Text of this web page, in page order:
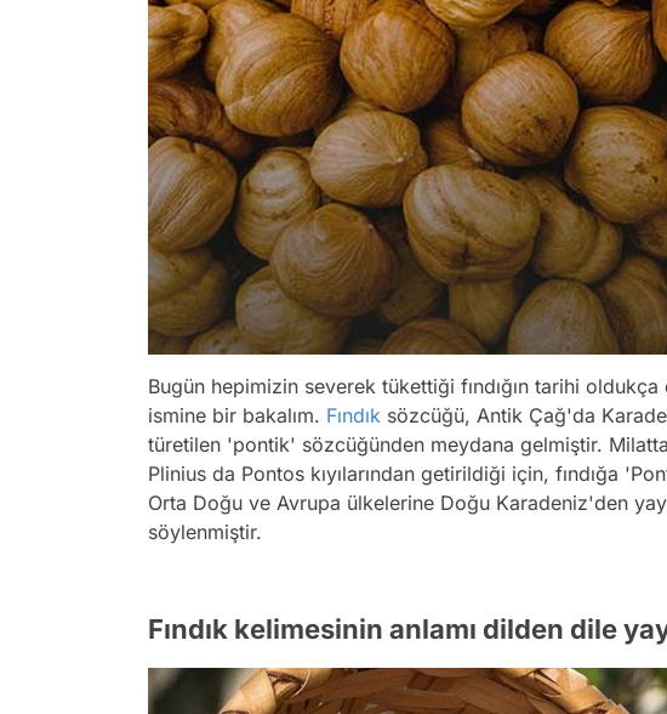
Bugün hepimizin severek tükettiği fındığın tarihi
ismine bir bakalım. Fındık sözcüğü, Antik Çağ'da
türetilen 'pontik' sözcüğünden meydana gelmiştir.
Plinius da Pontos kıyılarından getirildiği için, fındığa
Orta Doğu ve Avrupa ülkelerine Doğu Karadeniz'den
söylenmiştir.
Fındık kelimesinin anlamı dilden dile